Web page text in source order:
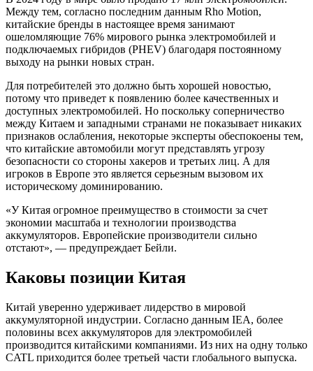
Между тем, согласно последним данным Rho Motion,
китайские бренды в настоящее время занимают
ошеломляющие 76% мирового рынка электромобилей и
подключаемых гибридов (PHEV) благодаря постоянному
выходу на рынки новых стран.
Для потребителей это должно быть хорошей новостью,
потому что приведет к появлению более качественных и
доступных электромобилей. Но поскольку соперничество
между Китаем и западными странами не показывает никаких
признаков ослабления, некоторые эксперты обеспокоены тем,
что китайские автомобили могут представлять угрозу
безопасности со стороны хакеров и третьих лиц. А для
игроков в Европе это является серьезным вызовом их
историческому доминированию.
«У Китая огромное преимущество в стоимости за счет
экономии масштаба и технологии производства
аккумуляторов. Европейские производители сильно
отстают», — предупреждает Бейли.
Каковы позиции Китая
Китай уверенно удерживает лидерство в мировой
аккумуляторной индустрии. Согласно данным IEA, более
половины всех аккумуляторов для электромобилей
производится китайскими компаниями. Из них на одну только
CATL приходится более третьей части глобального выпуска.